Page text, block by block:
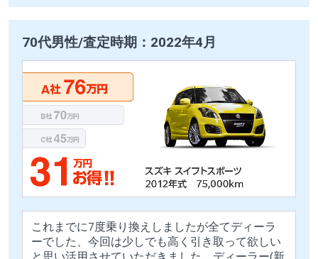
70代男性/査定時期：2022年4月
これまでに7度乗り換えしましたが全てディーラ
ーでした、今回は少しでも高く引き取って欲しい